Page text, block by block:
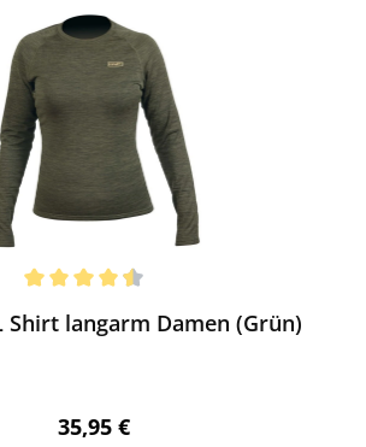
Shirt langarm Damen (Grün)
Regulärer Preis:
35,95 €